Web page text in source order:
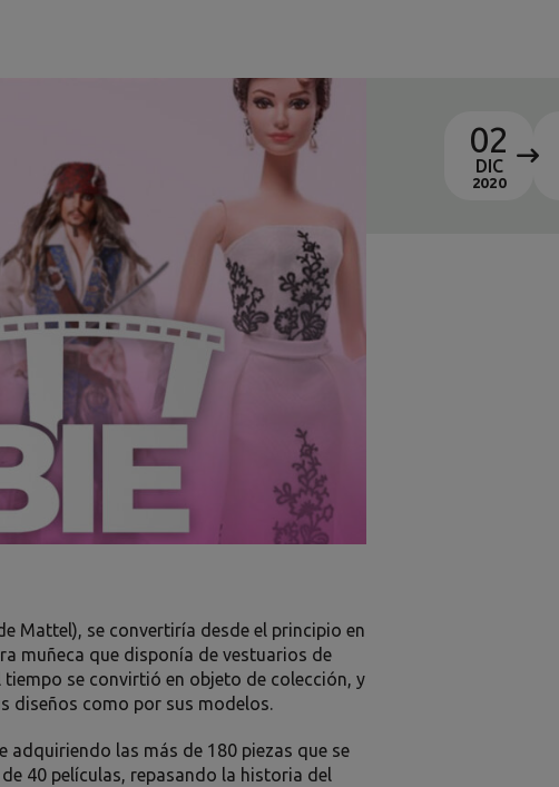
Mattel), se convertiría desde el principio en
muñeca que disponía de vestuarios de
se convirtió en objeto de colección, y
diseños como por sus modelos.
adquiriendo las más de 180 piezas que se
40 películas, repasando la historia del
02
DIC
2020